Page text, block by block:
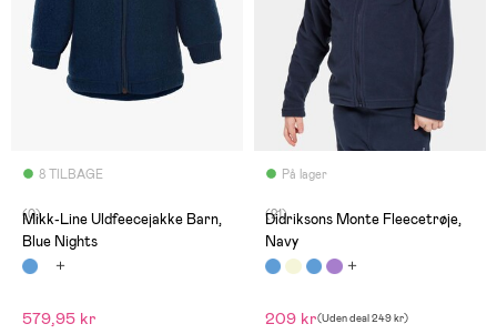
8 TILBAGE
(0)
Mikk-Line Uldfeecejakke Barn,
Blue Nights
579,95 kr
På lager
(21)
Didriksons Monte Fleecetrøje,
Navy
209 kr(Uden deal249 kr)